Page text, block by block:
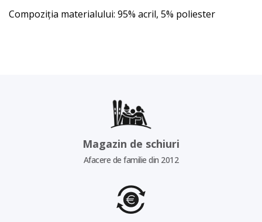
Compoziția materialului: 95% acril, 5% poliester
Magazin de schiuri
Afacere de familie din 2012